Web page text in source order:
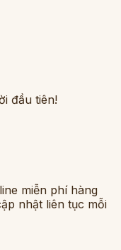
đầu tiên!
miễn phí hàng
nhật liên tục mỗi